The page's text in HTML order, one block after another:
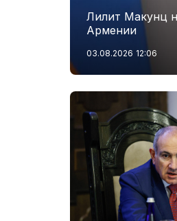
Лилит Макунц
Армении
03.08.2026 12:06